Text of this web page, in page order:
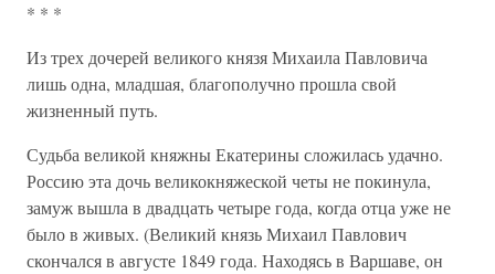
* * *
Из трех дочерей великого князя Михаила Павловича
лишь одна, младшая, благополучно прошла свой
жизненный путь.
Судьба великой княжны Екатерины сложилась удачно.
Россию эта дочь великокняжеской четы не покинула,
замуж вышла в двадцать четыре года, когда отца уже не
было в живых. (Великий князь Михаил Павлович
скончался в августе 1849 года. Находясь в Варшаве, он